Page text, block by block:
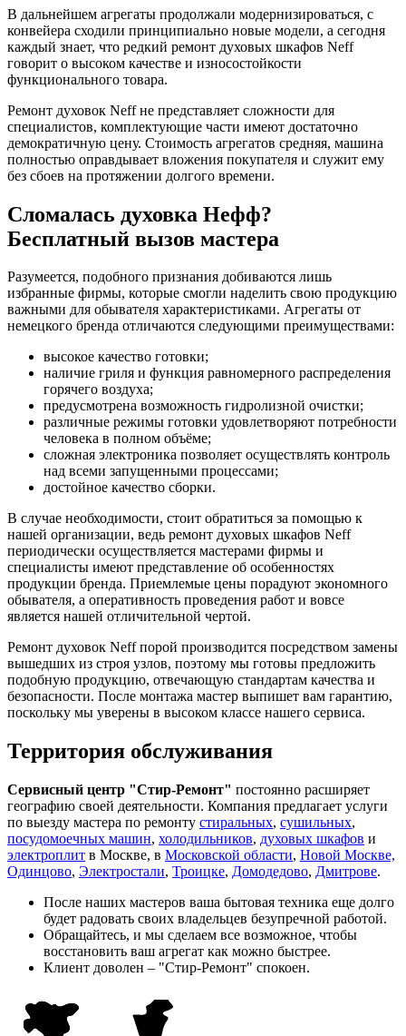
В дальнейшем агрегаты продолжали модернизироваться, с
конвейера сходили принципиально новые модели, а сегодня
каждый знает, что редкий ремонт духовых шкафов Neff
говорит о высоком качестве и износостойкости
функционального товара.
Ремонт духовок Neff не представляет сложности для
специалистов, комплектующие части имеют достаточно
демократичную цену. Стоимость агрегатов средняя, машина
полностью оправдывает вложения покупателя и служит ему
без сбоев на протяжении долгого времени.
Сломалась духовка Нефф?
Бесплатный вызов мастера
Разумеется, подобного признания добиваются лишь
избранные фирмы, которые смогли наделить свою продукцию
важными для обывателя характеристиками. Агрегаты от
немецкого бренда отличаются следующими преимуществами:
высокое качество готовки;
наличие гриля и функция равномерного распределения
горячего воздуха;
предусмотрена возможность гидролизной очистки;
различные режимы готовки удовлетворяют потребности
человека в полном объёме;
сложная электроника позволяет осуществлять контроль
над всеми запущенными процессами;
достойное качество сборки.
В случае необходимости, стоит обратиться за помощью к
нашей организации, ведь ремонт духовых шкафов Neff
периодически осуществляется мастерами фирмы и
специалисты имеют представление об особенностях
продукции бренда. Приемлемые цены порадуют экономного
обывателя, а оперативность проведения работ и вовсе
является нашей отличительной чертой.
Ремонт духовок Neff порой производится посредством замены
вышедших из строя узлов, поэтому мы готовы предложить
подобную продукцию, отвечающую стандартам качества и
безопасности. После монтажа мастер выпишет вам гарантию,
поскольку мы уверены в высоком классе нашего сервиса.
Территория обслуживания
Сервисный центр "Стир-Ремонт" постоянно расширяет
географию своей деятельности. Компания предлагает услуги
по выезду мастера по ремонту стиральных, сушильных,
посудомоечных машин, холодильников, духовых шкафов и
электроплит в Москве, в Московской области, Новой Москве,
Одинцово, Электростали, Троицке, Домодедово, Дмитрове.
После наших мастеров ваша бытовая техника еще долго
будет радовать своих владельцев безупречной работой.
Обращайтесь, и мы сделаем все возможное, чтобы
восстановить ваш агрегат как можно быстрее.
Клиент доволен – "Стир-Ремонт" спокоен.